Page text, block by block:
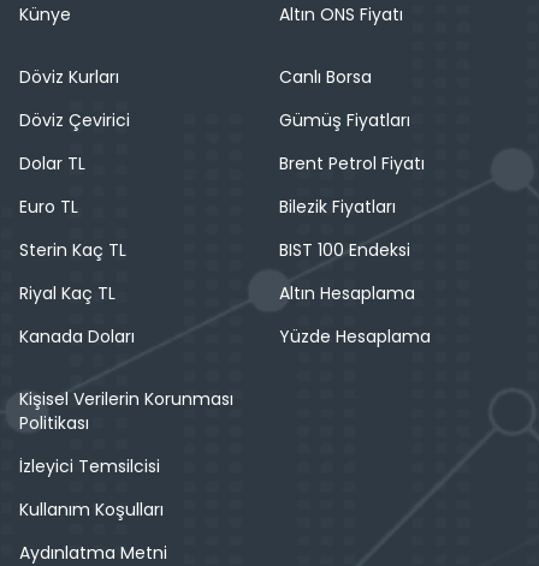
Künye
Altın ONS Fiyatı
Döviz Kurları
Döviz Çevirici
Dolar TL
Euro TL
Sterin Kaç TL
Riyal Kaç TL
Kanada Doları
Canlı Borsa
Gümüş Fiyatları
Brent Petrol Fiyatı
Bilezik Fiyatları
BIST 100 Endeksi
Altın Hesaplama
Yüzde Hesaplama
Kişisel Verilerin Korunması
Politikası
İzleyici Temsilcisi
Kullanım Koşulları
Aydınlatma Metni